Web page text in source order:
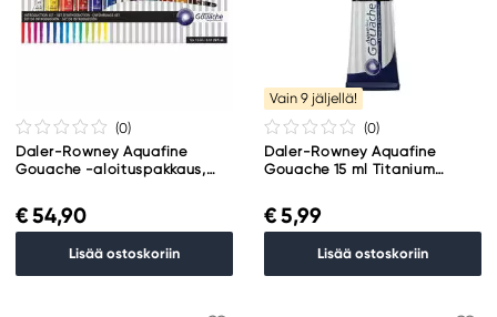
(0)
Daler-Rowney Aquafine
Gouache -aloituspakkaus,
guassiväriä
€ 54,90
Lisää ostoskoriin
Vain 9 jäljellä!
(0)
Daler-Rowney Aquafine
Gouache 15 ml Titanium
€ 5,99
Lisää ostoskoriin